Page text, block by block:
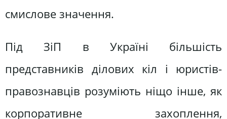
смислове значення.
Під ЗіП в Україні більшість
представників ділових кіл і юристів-
правознавців розуміють ніщо інше, як
корпоративне захоплення,